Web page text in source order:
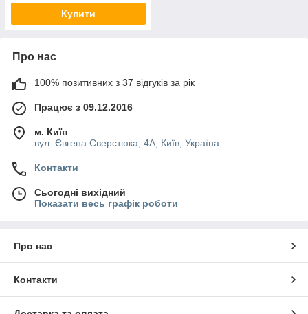
Купити
Про нас
100% позитивних з 37 відгуків за рік
Працює з 09.12.2016
м. Київ
вул. Євгена Сверстюка, 4А, Київ, Україна
Контакти
Сьогодні вихідний
Показати весь графік роботи
Про нас
Контакти